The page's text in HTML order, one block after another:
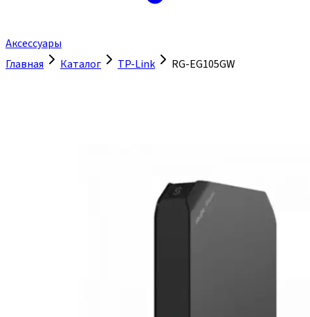
Аксессуары
Главная
Каталог TP-Link RG-EG105GW